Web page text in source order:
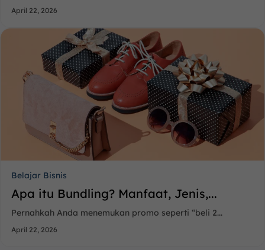
April 22, 2026
Belajar Bisnis
Apa itu Bundling? Manfaat, Jenis,...
Pernahkah Anda menemukan promo seperti “beli 2...
April 22, 2026